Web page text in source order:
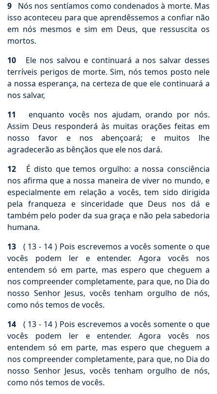
9 Nós nos sentíamos como condenados à morte. Mas
isso aconteceu para que aprendêssemos a confiar não
em nós mesmos e sim em Deus, que ressuscita os
mortos.
10 Ele nos salvou e continuará a nos salvar desses
terríveis perigos de morte. Sim, nós temos posto nele
a nossa esperança, na certeza de que ele continuará a
nos salvar,
11 enquanto vocês nos ajudam, orando por nós.
Assim Deus responderá às muitas orações feitas em
nosso favor e nos abençoará; e muitos lhe
agradecerão as bênçãos que ele nos dará.
12 É disto que temos orgulho: a nossa consciência
nos afirma que a nossa maneira de viver no mundo, e
especialmente em relação a vocês, tem sido dirigida
pela franqueza e sinceridade que Deus nos dá e
também pelo poder da sua graça e não pela sabedoria
humana.
13 ( 13 - 14 ) Pois escrevemos a vocês somente o que
vocês podem ler e entender. Agora vocês nos
entendem só em parte, mas espero que cheguem a
nos compreender completamente, para que, no Dia do
nosso Senhor Jesus, vocês tenham orgulho de nós,
como nós temos de vocês.
14 ( 13 - 14 ) Pois escrevemos a vocês somente o que
vocês podem ler e entender. Agora vocês nos
entendem só em parte, mas espero que cheguem a
nos compreender completamente, para que, no Dia do
nosso Senhor Jesus, vocês tenham orgulho de nós,
como nós temos de vocês.